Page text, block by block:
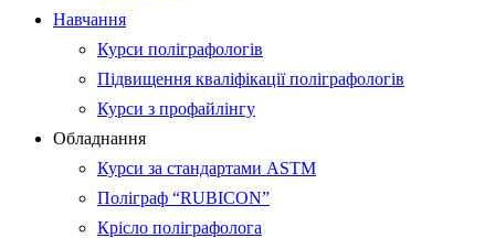
Навчання
Курси поліграфологів
Підвищення кваліфікації поліграфологів
Курси з профайлінгу
Обладнання
Курси за стандартами ASTM
Поліграф “RUBICON”
Крісло поліграфолога